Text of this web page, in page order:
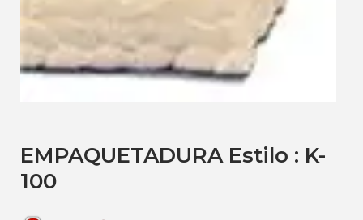
EMPAQUETADURA Estilo : K-
100